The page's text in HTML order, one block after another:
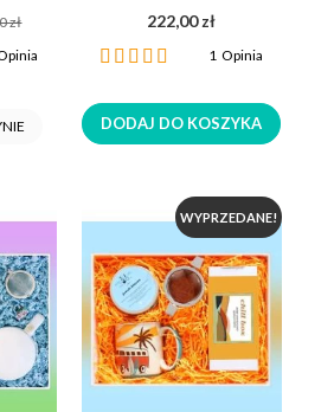
zł
222,00 zł
Ocena:
1Opinia
DODAJ DO KOSZYKA
WYPRZEDANE!